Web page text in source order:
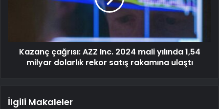
Kazanç çağrısı: AZZ Inc. 2024 mali yılında 1,54
milyar dolarlık rekor satış rakamına ulaştı
İlgili Makaleler